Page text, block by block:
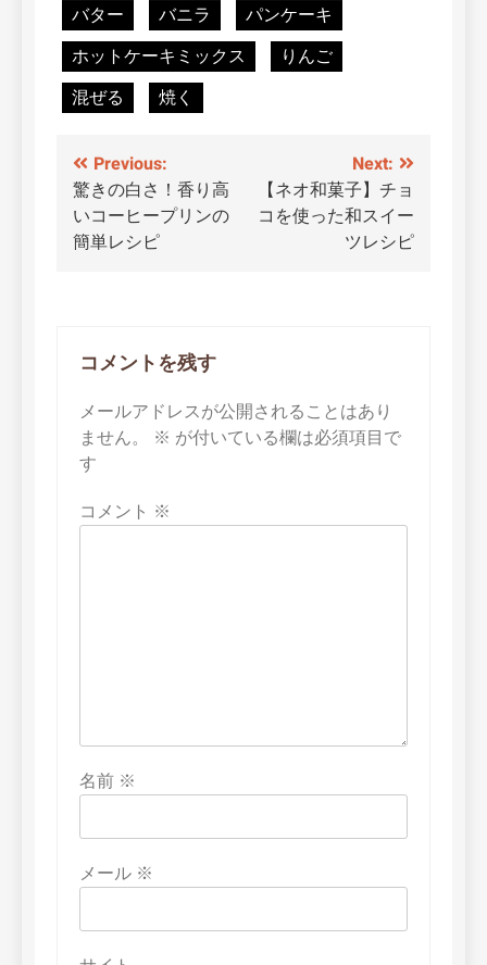
バター
バニラ
パンケーキ
ホットケーキミックス
りんご
混ぜる
焼く
投
稿
ナ
ー
シ
ョ
ン
Previous:
驚きの白さ！香り高
いコーヒープリンの
簡単レシピ
Next:
【ネオ和菓子】チョ
コを使った和スイー
ツレシピ
コメントを残す
メールアドレスが公開されることはあり
ません。
※ が付いている欄は必須項目で
す
コメント ※
名前 ※
メール ※